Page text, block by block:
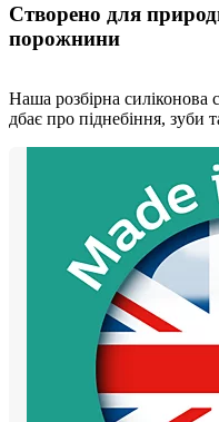
Створено для
порожнини
Наша розбірна силіконова
дбає про піднебіння, зуби